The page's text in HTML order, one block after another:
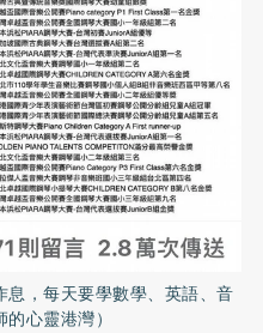
，每天要學數學、英語、音
心靈港灣）